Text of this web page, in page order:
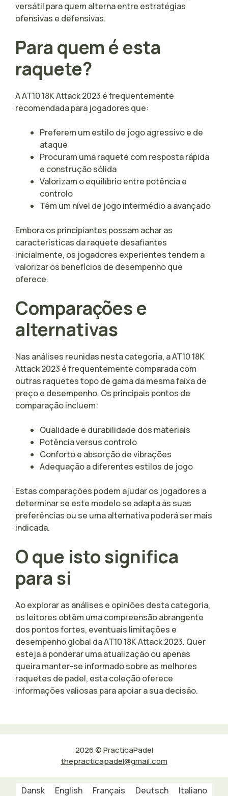
versátil para quem alterna entre estratégias
ofensivas e defensivas.
Para quem é esta
raquete?
A AT10 18K Attack 2023 é frequentemente
recomendada para jogadores que:
Preferem um estilo de jogo agressivo e de
ataque
Procuram uma raquete com resposta rápida
e construção sólida
Valorizam o equilíbrio entre potência e
controlo
Têm um nível de jogo intermédio a avançado
Embora os principiantes possam achar as
características da raquete desafiantes
inicialmente, os jogadores experientes tendem a
valorizar os benefícios de desempenho que
oferece.
Comparações e
alternativas
Nas análises reunidas nesta categoria, a AT10 18K
Attack 2023 é frequentemente comparada com
outras raquetes topo de gama da mesma faixa de
preço e desempenho. Os principais pontos de
comparação incluem:
Qualidade e durabilidade dos materiais
Potência versus controlo
Conforto e absorção de vibrações
Adequação a diferentes estilos de jogo
Estas comparações podem ajudar os jogadores a
determinar se este modelo se adapta às suas
preferências ou se uma alternativa poderá ser mais
indicada.
O que isto significa
para si
Ao explorar as análises e opiniões desta categoria,
os leitores obtêm uma compreensão abrangente
dos pontos fortes, eventuais limitações e
desempenho global da AT10 18K Attack 2023. Quer
esteja a ponderar uma atualização ou apenas
queira manter-se informado sobre as melhores
raquetes de padel, esta coleção oferece
informações valiosas para apoiar a sua decisão.
2026 © PracticaPadel
thepracticapadel@gmail.com
Dansk English Français Deutsch Italiano